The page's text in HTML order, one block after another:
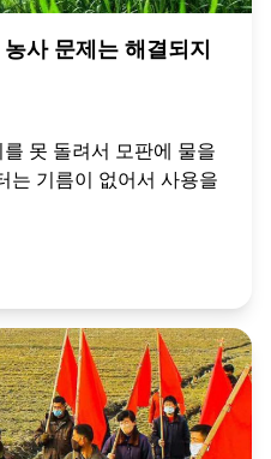
사 문제는 해결되지
못 돌려서 모판에 물을
는 기름이 없어서 사용을